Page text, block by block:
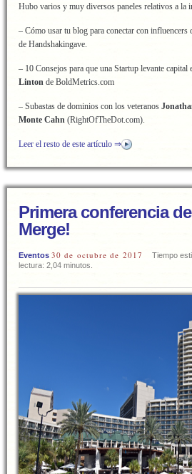
Hubo varios y muy diversos paneles relativos a la
– Cómo usar tu blog para conectar con influencers
de Handshakingave.
– 10 Consejos para que una Startup levante capital
Linton de BoldMetrics.com
– Subastas de dominios con los veteranos
Monte Cahn (RightOfTheDot.com).
Leer el resto de este artículo ⇒
Primera conferencia
Merge!
Eventos 30 de octubre de 2017
Tiempo
lectura: 2,04 minutos.